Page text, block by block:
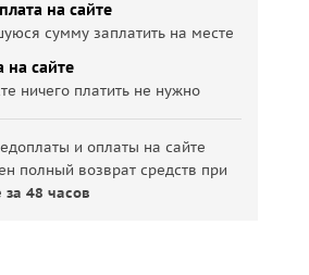
на сайте
сумму заплатить на месте
на сайте
ничего платить не нужно
и оплаты на сайте
полный возврат средств при
за 48 часов